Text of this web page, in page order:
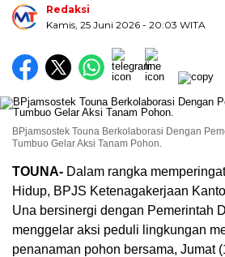
Redaksi
Kamis, 25 Juni 2026 - 20:03 WITA
BPjamsostek Touna Berkolaborasi Dengan
Tumbuo Gelar Aksi Tanam Pohon.
TOUNA- Dalam rangka
Hidup, BPJS Ketenagakerjaan
Una bersinergi dengan Pemerintah
menggelar aksi peduli lingkungan
penanaman pohon bersama, Jumat